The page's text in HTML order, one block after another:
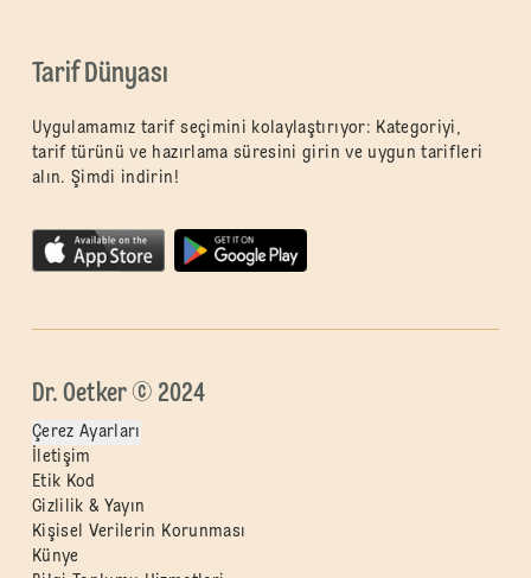
Tarif Dünyası
Uygulamamız tarif seçimini kolaylaştırıyor: Kategoriyi,
tarif türünü ve hazırlama süresini girin ve uygun tarifleri
alın. Şimdi indirin!
Dr. Oetker © 2024
Çerez Ayarları
İletişim
Etik Kod
Gizlilik & Yayın
Kişisel Verilerin Korunması
Künye